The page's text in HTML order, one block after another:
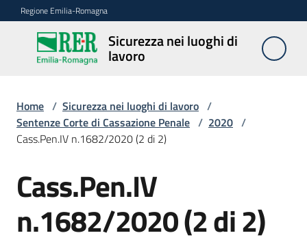
Vai al contenuto
Vai alla navigazione
Vai al footer
Regione Emilia-Romagna
Sicurezza nei luoghi di
lavoro
Sicurezza
nei
lavoro
Sicurezza
costruzioni
Home / Sicurezza nei luoghi di lavoro /
Sentenze Corte di Cassazione Penale / 2020 /
Cass.Pen.IV n.1682/2020 (2 di 2)
Cass.Pen.IV
n.1682/2020 (2 di 2)